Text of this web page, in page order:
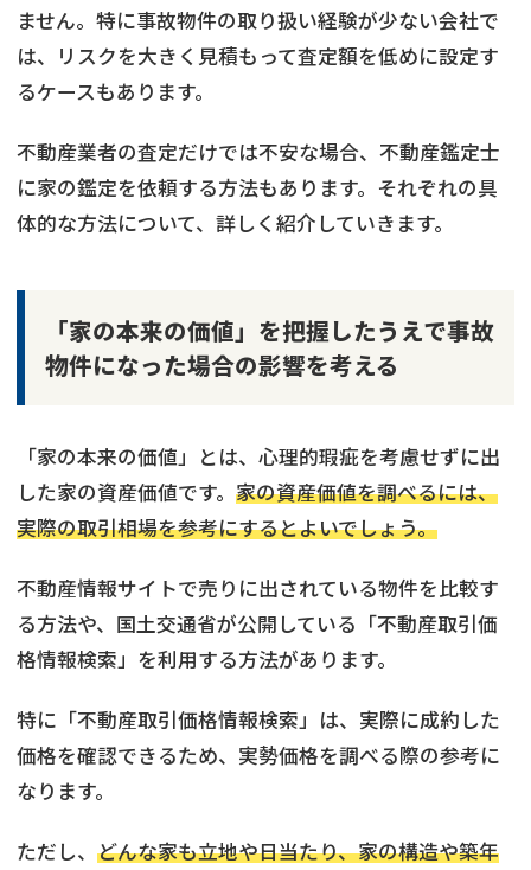
ません。特に事故物件の取り扱い経験が少ない会社で
は、リスクを大きく見積もって査定額を低めに設定す
るケースもあります。
不動産業者の査定だけでは不安な場合、不動産鑑定士
に家の鑑定を依頼する方法もあります。それぞれの具
体的な方法について、詳しく紹介していきます。
「家の本来の価値」を把握したうえで事故
物件になった場合の影響を考える
「家の本来の価値」とは、心理的瑕疵を考慮せずに出
した家の資産価値です。 家の資産価値を調べるには、
実際の取引相場を参考にするとよいでしょう。
不動産情報サイトで売りに出されている物件を比較す
る方法や、国土交通省が公開している「不動産取引価
格情報検索」を利用する方法があります。
特に「不動産取引価格情報検索」は、実際に成約した
価格を確認できるため、実勢価格を調べる際の参考に
なります。
ただし、 どんな家も立地や日当たり、家の構造や築年